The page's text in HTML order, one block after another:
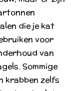
die je kat
voor
van
Sommige
krabben zelfs